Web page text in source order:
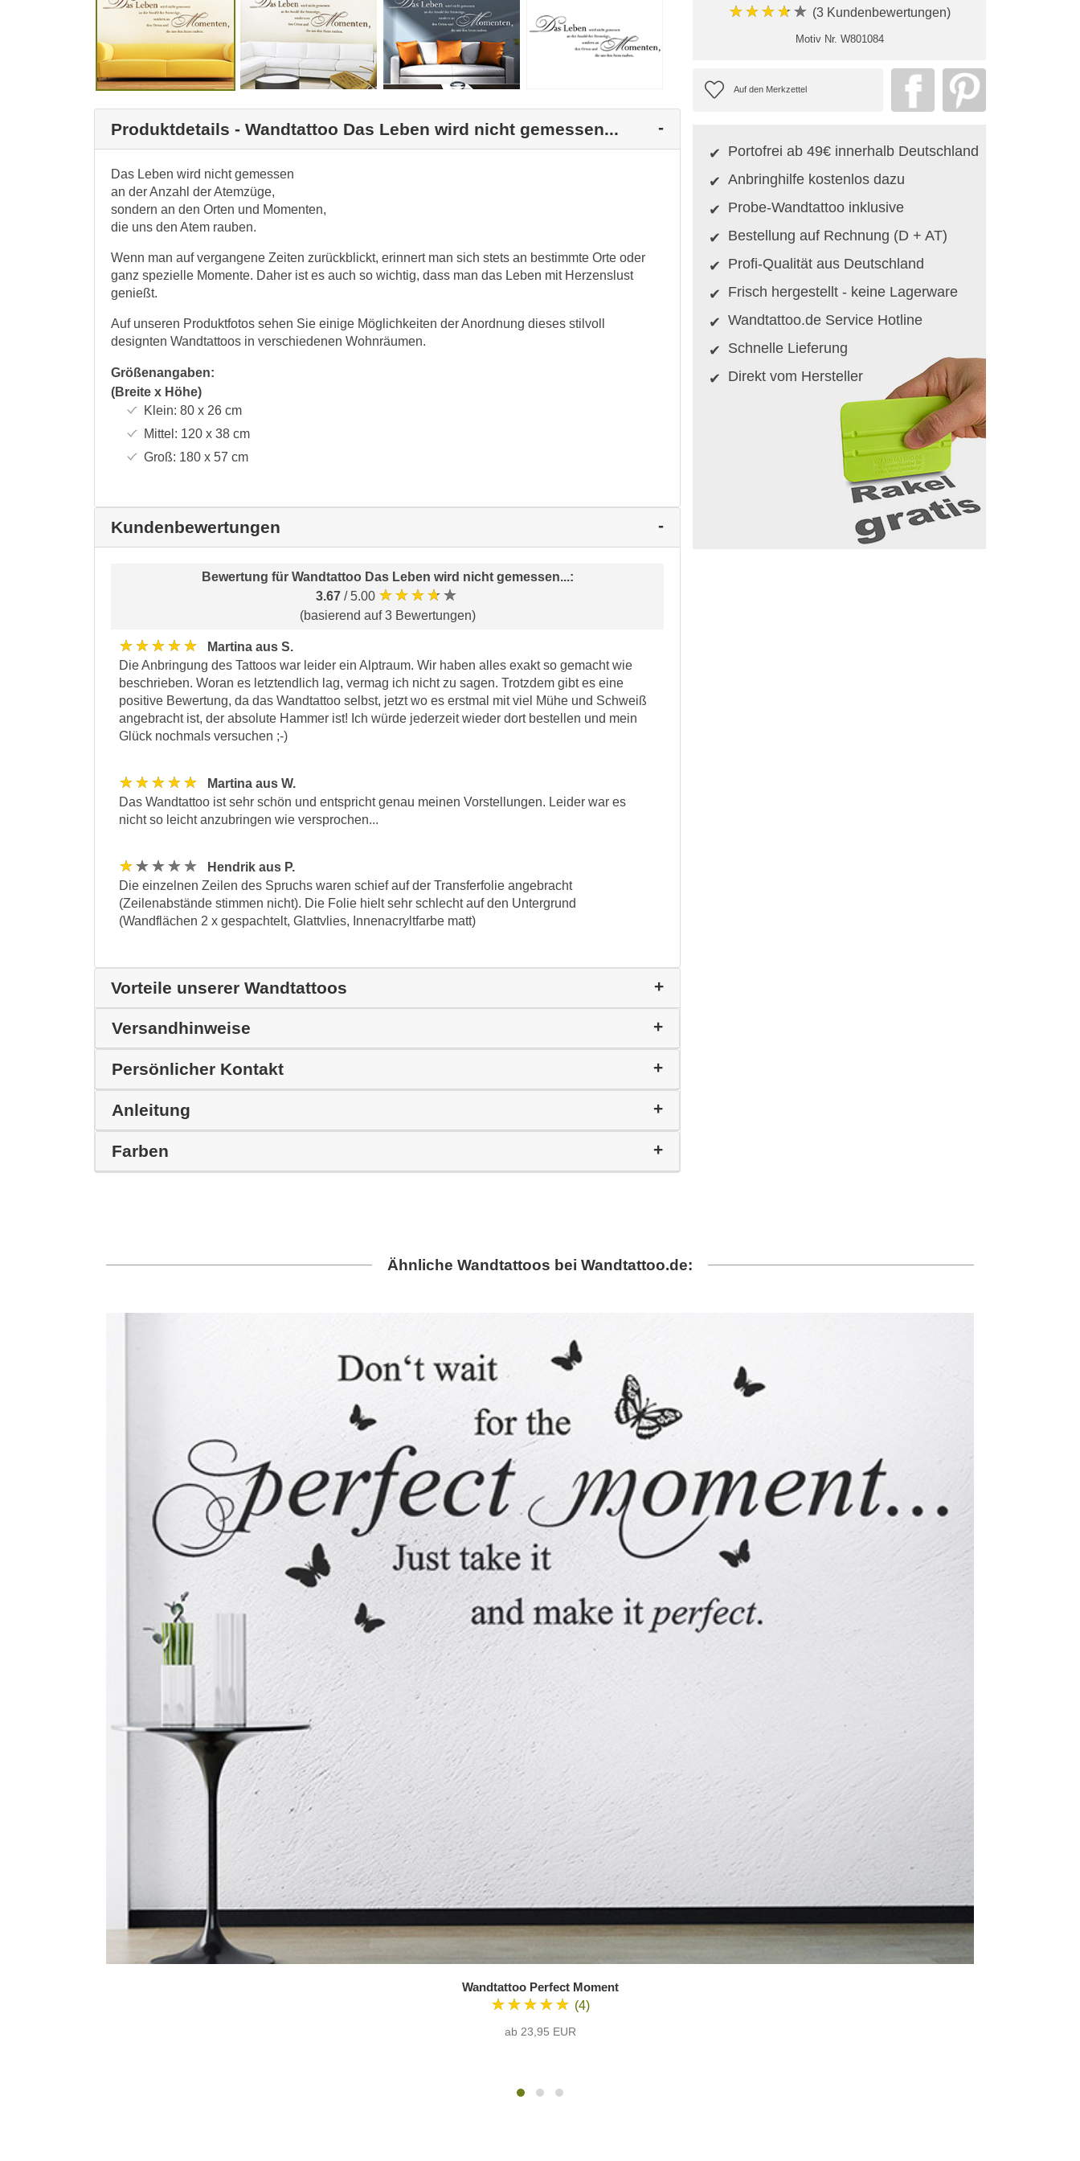
Produktdetails - Wandtattoo Das Leben wird nicht gemessen...
Das Leben wird nicht gemessen
an der Anzahl der Atemzüge,
sondern an den Orten und Momenten,
die uns den Atem rauben.
Wenn man auf vergangene Zeiten zurückblickt, erinnert man sich stets an bestimmte Orte oder
ganz spezielle Momente. Daher ist es auch so wichtig, dass man das Leben mit Herzenslust
genießt.
Auf unseren Produktfotos sehen Sie einige Möglichkeiten der Anordnung dieses stilvoll
designten Wandtattoos in verschiedenen Wohnräumen.
Größenangaben:
(Breite x Höhe)
Klein: 80 x 26cm
Mittel: 120 x 38cm
Groß: 180 x 57 cm
Kundenbewertungen
Bewertung für Wandtattoo Das Leben wird nicht gemessen...:
3.67 / 5.00 ★★★★★
(basierend auf 3 Bewertungen)
★★★★★
Martina aus S.
Die Anbringung des Tattoos war leider ein Alptraum. Wir haben alles exakt so gemacht wie
beschrieben. Woran es letztendlich lag, vermag ich nicht zu sagen. Trotzdem gibt es eine
positive Bewertung, da das Wandtattoo selbst, jetzt wo es erstmal mit viel Mühe und Schweiß
angebracht ist, der absolute Hammer ist! Ich würde jederzeit wieder dort bestellen und mein
Glück nochmals versuchen ;-)
★★★★★
Martina aus W.
Das Wandtattoo ist sehr schön und entspricht genau meinen Vorstellungen. Leider war es
nicht so leicht anzubringen wie versprochen...
★★★★★
Hendrik aus P.
Die einzelnen Zeilen des Spruchs waren schief auf der Transferfolie angebracht
(Zeilenabstände stimmen nicht). Die Folie hielt sehr schlecht auf den Untergrund
(Wandflächen 2 x gespachtelt, Glattvlies, Innenacryltfarbe matt)
Vorteile unserer Wandtattoos
Versandhinweise
Persönlicher Kontakt
Anleitung
Farben
★★★★★ (3 Kundenbewertungen)
Motiv Nr. W801084
Portofrei ab 49€ innerhalb Deutschland
Anbringhilfe kostenlos dazu
Probe-Wandtattoo inklusive
Bestellung auf Rechnung (D + AT)
Profi-Qualität aus Deutschland
Frisch hergestellt - keine Lagerware
Wandtattoo.de Service Hotline
Schnelle Lieferung
Direkt vom Hersteller
Ähnliche Wandtattoos bei Wandtattoo.de:
Wandtattoo Perfect Moment
★★★★★ (4)
ab 23,95 EUR